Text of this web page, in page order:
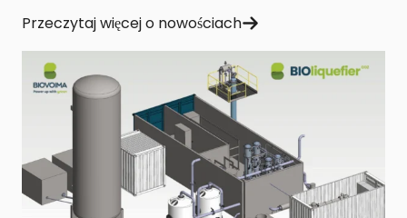
Przeczytaj więcej o nowościach